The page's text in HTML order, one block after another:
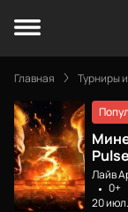
Главная Турниры
Лайв
0+
20